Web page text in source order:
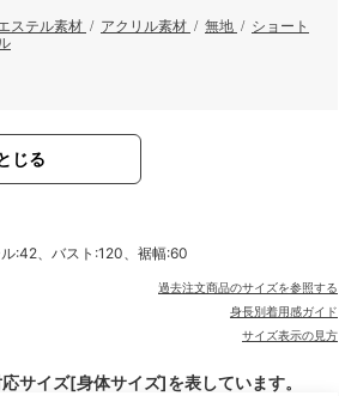
ステル素材 / アクリル素材 / 無地 / ショート
じる
:42、バスト:120、裾幅:60
過去注文商品のサイズを参照する
身長別着用感ガイド
サイズ表示の見方
イズ[身体サイズ]を表しています。